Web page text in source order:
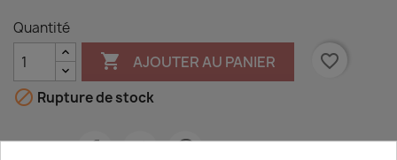
Quantité
 AJOUTER AU PANIER
favorite_border
 Rupture de stock